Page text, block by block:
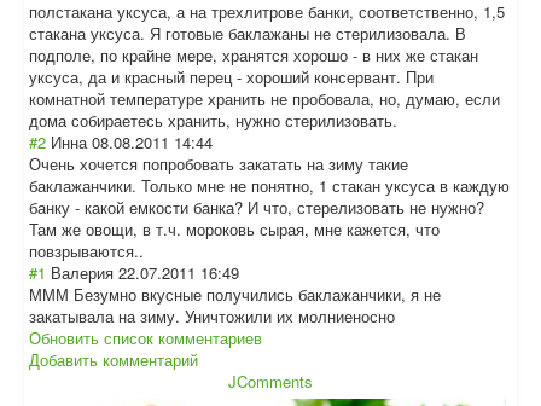
полстакана уксуса, а на трехлитрове банки, соответственно, 1,5
стакана уксуса. Я готовые баклажаны не стерилизовала. В
подполе, по крайне мере, хранятся хорошо - в них же стакан
уксуса, да и красный перец - хороший консервант. При
комнатной температуре хранить не пробовала, но, думаю, если
дома собираетесь хранить, нужно стерилизовать.
#2 Инна 08.08.2011 14:44
Очень хочется попробовать закатать на зиму такие
баклажанчики. Только мне не понятно, 1 стакан уксуса в каждую
банку - какой емкости банка? И что, стерелизовать не нужно?
Там же овощи, в т.ч. мороковь сырая, мне кажется, что
повзрываются..
#1 Валерия 22.07.2011 16:49
МММ Безумно вкусные получились баклажанчики, я не
закатывала на зиму. Уничтожили их молниеносно
Обновить список комментариев
Добавить комментарий
JComments